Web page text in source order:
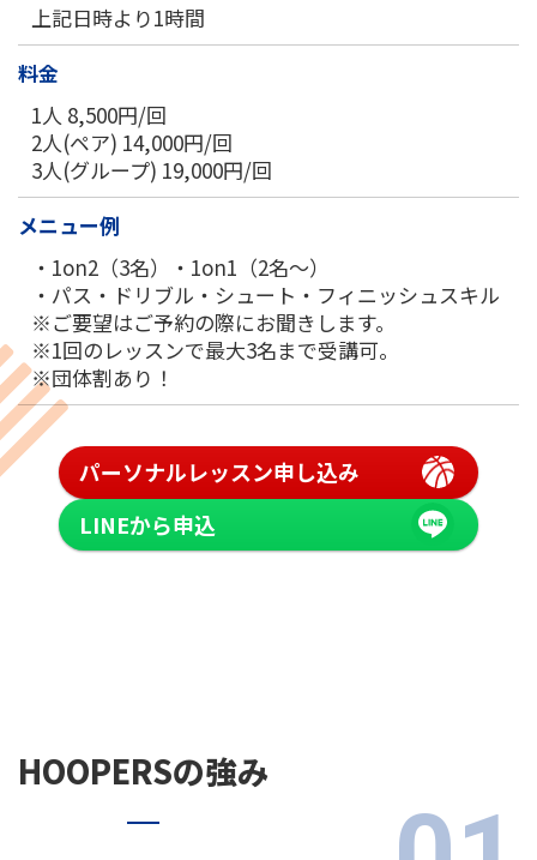
上記日時より1時間
料金
1人 8,500円/回
2人(ペア) 14,000円/回
3人(グループ) 19,000円/回
メニュー例
・1on2（3名）・1on1（2名～）
・パス・ドリブル・シュート・フィニッシュスキル
※ご要望はご予約の際にお聞きします。
※1回のレッスンで最大3名まで受講可。
※団体割あり！
パーソナルレッスン申し込み
LINEから申込
HOOPERSの強み